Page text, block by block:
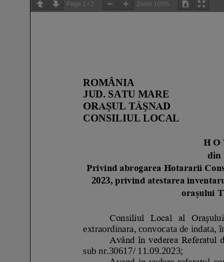
Page 1 / 2 Zoom 100%